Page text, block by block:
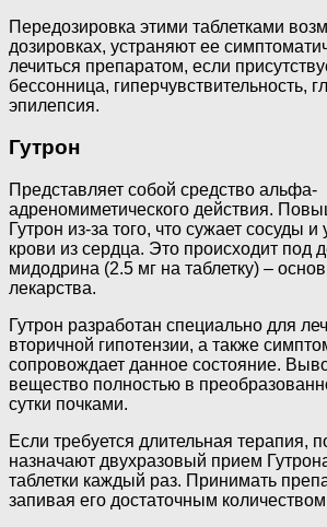
Передозировка этими таблетками
дозировках, устраняют ее
лечиться препаратом, если
бессонница, гиперчувствительность,
эпилепсия.
Гутрон
Представляет собой средство альфа-
адреномиметического действия.
Гутрон из-за того, что сужает сосуды
крови из сердца. Это происходит под
мидодрина (2.5 мг на таблетку) –
лекарства.
Гутрон разработан специально для
вторичной гипотензии, а также
сопровождает данное состояние.
вещество полностью в
сутки почками.
Если требуется длительная терапия,
назначают двухразовый прием
таблетки каждый раз. Принимать
запивая его достаточным